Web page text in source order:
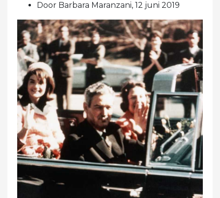
Door Barbara Maranzani, 12 juni 2019